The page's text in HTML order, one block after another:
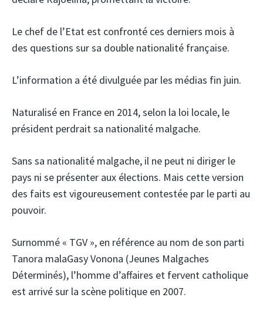
Le chef de l’Etat est confronté ces derniers mois à
des questions sur sa double nationalité française.
L’information a été divulguée par les médias fin juin.
Naturalisé en France en 2014, selon la loi locale, le
président perdrait sa nationalité malgache.
Sans sa nationalité malgache, il ne peut ni diriger le
pays ni se présenter aux élections. Mais cette version
des faits est vigoureusement contestée par le parti au
pouvoir.
Surnommé « TGV », en référence au nom de son parti
Tanora malaGasy Vonona (Jeunes Malgaches
Déterminés), l’homme d’affaires et fervent catholique
est arrivé sur la scène politique en 2007.